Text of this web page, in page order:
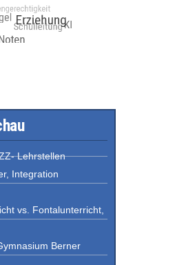
Lehrstellen
Integration
vs. Fontalunterricht,
Berner